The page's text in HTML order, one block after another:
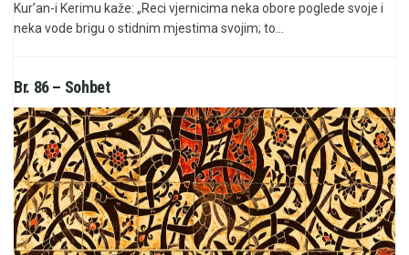
Kur’an-i Kerimu kaže: „Reci vjernicima neka obore poglede svoje i
neka vode brigu o stidnim mjestima svojim; to...
Br. 86 – Sohbet